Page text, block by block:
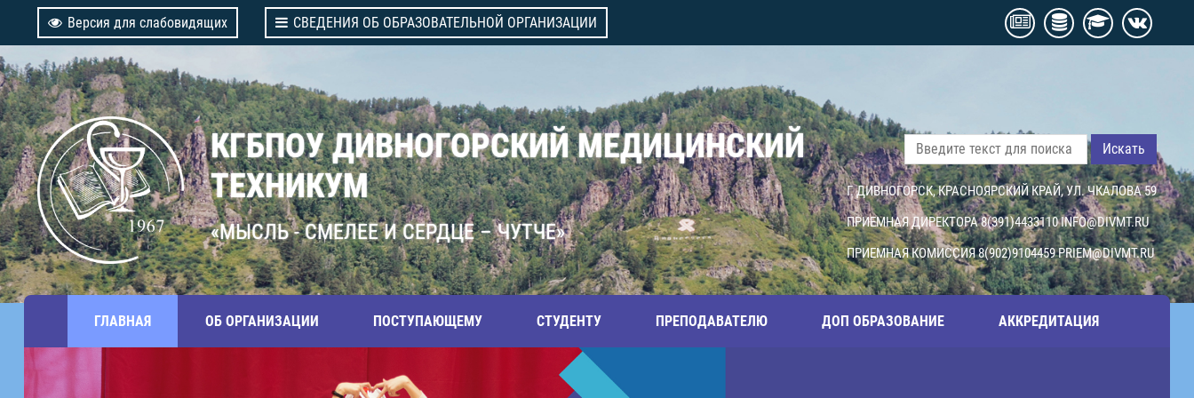
Версия для слабовидящих СВЕДЕНИЯ ОБ ОБРАЗОВАТЕЛЬНОЙ ОРГАНИЗАЦИИ
КГБПОУ ДИВНОГОРСКИЙ МЕДИЦИНСКИЙ
ТЕХНИКУМ
«МЫСЛЬ - СМЕЛЕЕ И СЕРДЦЕ – ЧУТЧЕ»
Искать
Г. ДИВНОГОРСК, КРАСНОЯРСКИЙ КРАЙ, УЛ. ЧКАЛОВА 59
ПРИЕМНАЯ ДИРЕКТОРА 8(391)4433110INFO@DIVMT.RU
ПРИЕМНАЯ КОМИССИЯ 8(902)9104459PRIEM@DIVMT.RU
ГЛАВНАЯ ОБ ОРГАНИЗАЦИИ ПОСТУПАЮЩЕМУ СТУДЕНТУ ПРЕПОДАВАТЕЛЮ ДОП ОБРАЗОВАНИЕ АККРЕДИТАЦИЯ